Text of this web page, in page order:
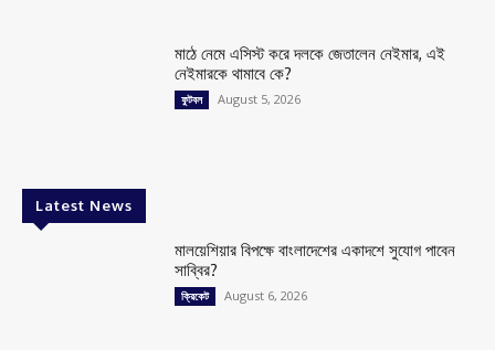
মাঠে নেমে এসিস্ট করে দলকে জেতালেন নেইমার, এই
নেইমারকে থামাবে কে?
ফুটবল August 5, 2026
Latest News
মালয়েশিয়ার বিপক্ষে বাংলাদেশের একাদশে সুযোগ পাবেন
সাব্বির?
ক্রিকেট August 6, 2026